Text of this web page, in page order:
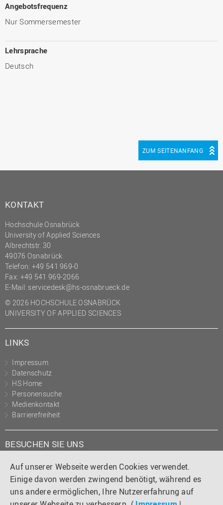
Auf unserer Webseite werden Cookies verwendet.
Einige davon werden zwingend benötigt, während es
uns andere ermöglichen, Ihre Nutzererfahrung auf
Angebotsfrequenz
Nur Sommersemester
Lehrsprache
Deutsch
ZUM SEITENANFANG
KONTAKT
Hochschule Osnabrück
University of Applied Sciences
Albrechtstr. 30
49076 Osnabrück
Telefon: +49 541 969-0
Fax: +49 541 969-2066
E-Mail: servicedesk@hs-osnabrueck.de
© 2026 HOCHSCHULE OSNABRÜCK
UNIVERSITY OF APPLIED SCIENCES
LINKS
Impressum
Datenschutz
HS Home
Personensuche
Medienkontakt
Barrierefreiheit
BESUCHEN SIE UNS
Instagram
TiktokLinkedIn
YouTube
Facebook